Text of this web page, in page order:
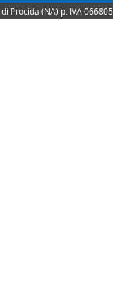
Procida (NA) p. IVA